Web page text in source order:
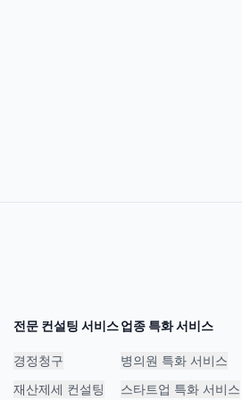
전문 컨설팅 서비스
경정청구
재산제세 컨설팅
업종 특화 서비스
병의원 특화 서비스
스타트업 특화 서비스